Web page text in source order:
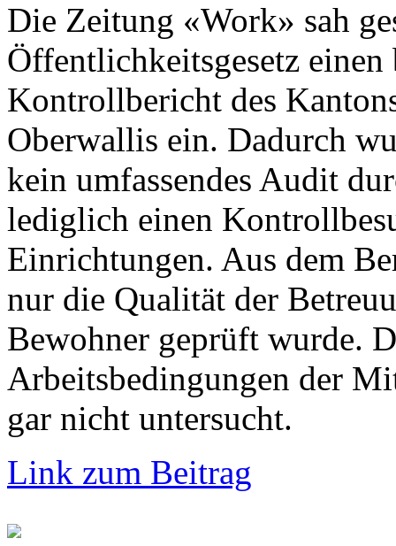
Die Zeitung «Work» sah
Öffentlichkeitsgesetz
Kontrollbericht des
Oberwallis ein. Dadurch
kein umfassendes Audit
lediglich einen
Einrichtungen. Aus dem
nur die Qualität der
Bewohner geprüft wurde.
Arbeitsbedingungen der
gar nicht untersucht.
Link zum Beitrag